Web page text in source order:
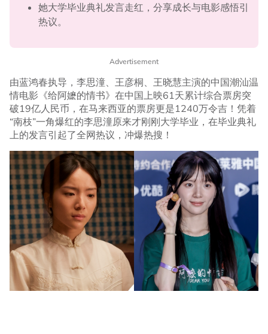
她大学毕业典礼发言走红，分享成长与电影感悟引
热议。
Advertisement
由蓝鸿春执导，李思潼、王彦桐、王晓慧主演的中国潮汕温
情电影《给阿嬷的情书》在中国上映61天累计综合票房突
破19亿人民币，在马来西亚的票房更是1240万令吉！凭着
“南枝”一角爆红的李思潼原来才刚刚大学毕业，在毕业典礼
上的发言引起了全网热议，冲爆热搜！